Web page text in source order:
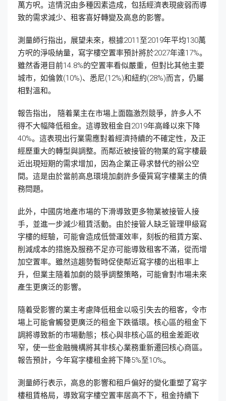
萬方呎。這情況由多種因素造成，包括經濟表現疲弱而導
致的需求減少、租客喜好轉變及高息的影響。
測量師行指出，展望未來，根據2011至2019年平均130萬
方呎的淨吸納量，寫字樓空置率預計將於2027年達17%。
雖然香港目前14.8%的空置率看似嚴重，但對比其他主要
城市，如倫敦(10%)、悉尼(12%)和紐約(28%)而言，仍屬
相對溫和。
報告指出， 隨着業主在市場上面臨激烈競爭，許多人不
得不大幅降低租金。這導致租金自2019年高峰以來下降
40%。這表現出行業需應對着經濟持續的不確定性，及正
經歷重大的轉型與調整。而鄰近被接管的物業的寫字樓最
近出現短期的需求增加，因為企業正尋求替代的辦公空
間。這是由於當前高息環境加劇許多優質寫字樓業主的債
務問題。
此外，中國房地產市場的下滑導致更多物業被接管人接
手，並進一步減少租賃活動。由於接管人缺乏管理甲級寫
字樓的經驗，可能會造成低營運效率，刻板的租賃方案、
削減成本的措施及服務不足亦可能導致租客不滿，從而增
加空置率。雖然這趨勢暫時促使鄰近寫字樓的出租率上
升，但業主隨着加劇的競爭調整策略，可能會對市場未來
產生更廣泛的影響。
隨着受影響的業主考慮降低租金以吸引失去的租客，令市
場上可能會觸發更廣泛的租金下跌循環。核心區的租金下
調將導致新的市場動態；核心與非核心區的租金差距收
窄，使一些金融機構將其非核心業務重新遷回核心商區。
報告預計，今年寫字樓租金將下降5%至10%。
測量師行表示，高息的影響和租戶偏好的變化重塑了寫字
樓租賃格局，導致寫字樓空置率居高不下，租金持續下